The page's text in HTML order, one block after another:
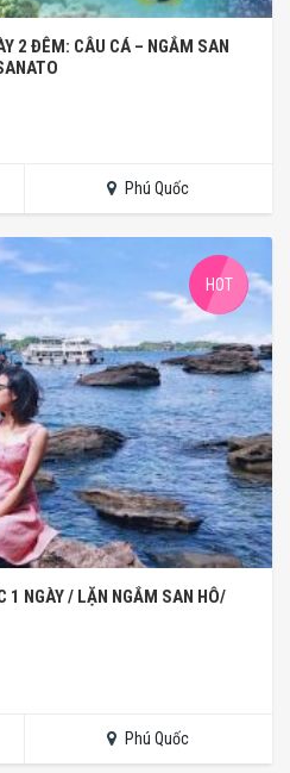
2 ĐÊM: CÂU CÁ – NGẮM SAN
Phú Quốc
HOT
1 NGÀY / LẶN NGẮM SAN HÔ/
Phú Quốc